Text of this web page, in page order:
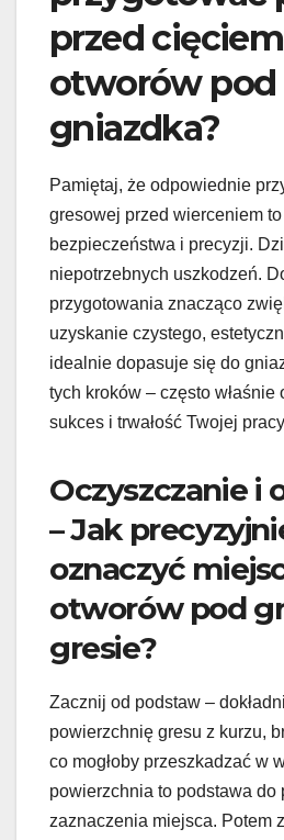
przed cięciem
otworów pod
gniazdka?
Pamiętaj, że odpowiednie
gresowej przed wierceniem
bezpieczeństwa i precyzji.
niepotrzebnych uszkodzeń.
przygotowania znacząco
uzyskanie czystego,
idealnie dopasuje się do
tych kroków – często właśnie
sukces i trwałość Twojej
Oczyszczanie i
– Jak
oznaczyć
otworów pod
gresie?
Zacznij od podstaw –
powierzchnię gresu z kurzu,
co mogłoby przeszkadzać w
powierzchnia to podstawa do
zaznaczenia miejsca. Potem